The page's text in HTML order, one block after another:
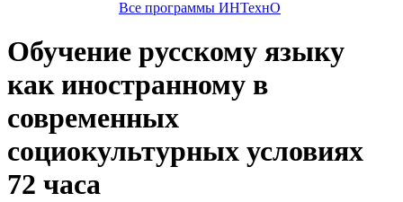
Все программы ИНТехнО
Обучение русскому языку
как иностранному в
современных
социокультурных условиях
72 часа